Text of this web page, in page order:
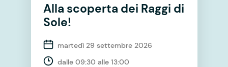
Alla scoperta dei Raggi di
Sole!
martedì 29 settembre 2026
dalle 09:30 alle 13:00